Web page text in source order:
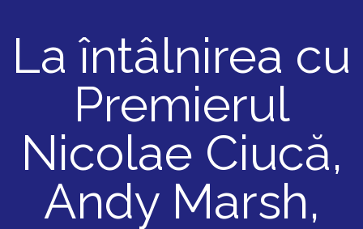
La întâlnirea cu
Premierul
Nicolae Ciucă,
Andy Marsh,